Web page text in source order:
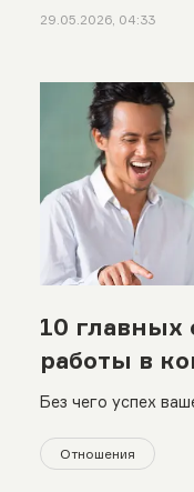
29.05.2026, 04:33
10 главных
работы в
Без чего успех
Отношения